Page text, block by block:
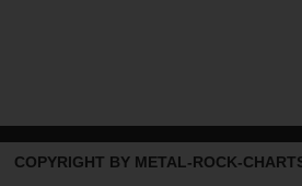
COPYRIGHT BY METAL-ROCK-